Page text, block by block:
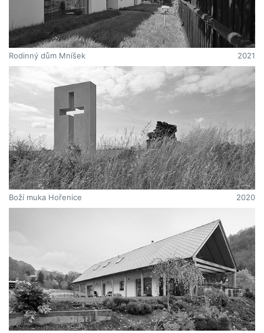
Rodinný dům Mníšek 2021
Boží muka Hořenice 2020